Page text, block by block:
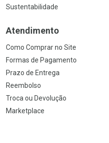
Sustentabilidade
Atendimento
Como Comprar no Site
Formas de Pagamento
Prazo de Entrega
Reembolso
Troca ou Devolução
Marketplace